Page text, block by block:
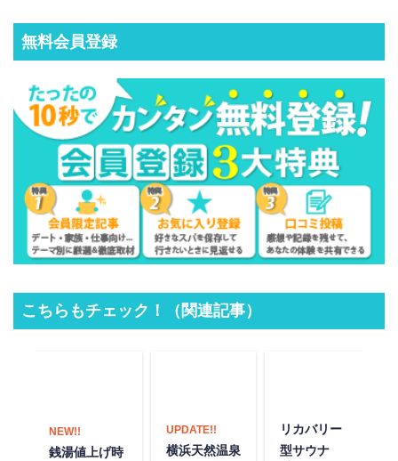
無料会員登録
こちらもチェック！（関連記事）
NEW!!
銭湯値上げ時
UPDATE!!
横浜天然温泉
リカバリー
型サウナ